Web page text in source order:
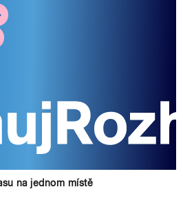
na jednom místě